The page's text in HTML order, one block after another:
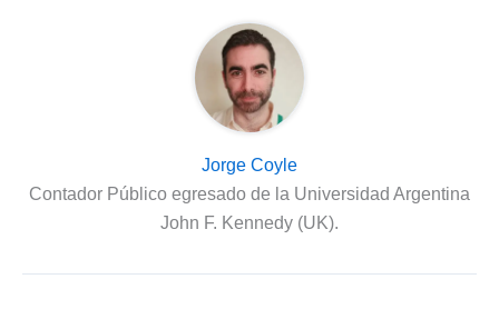
Jorge Coyle
Contador Público egresado de la Universidad Argentina
John F. Kennedy (UK).